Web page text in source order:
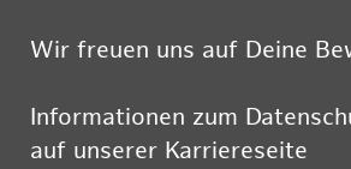
Wir freuen uns auf Deine
Informationen zum
auf unserer Karriereseite